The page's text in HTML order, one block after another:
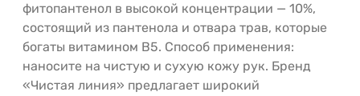
фитопантенол в высокой концентрации — 10%,
состоящий из пантенола и отвара трав, которые
богаты витамином В5. Способ применения:
наносите на чистую и сухую кожу рук. Бренд
«Чистая линия» предлагает широкий